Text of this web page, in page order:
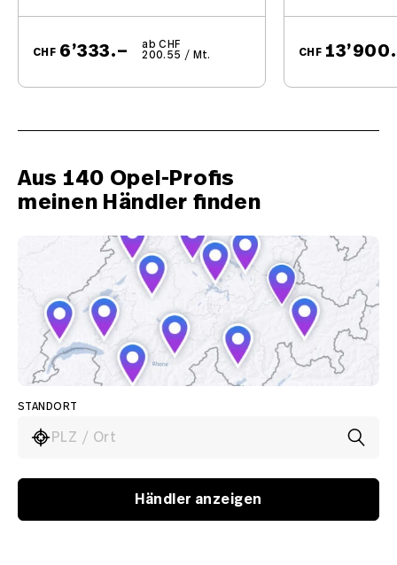
CHF 6’333.– ab CHF
200.55 / Mt. CHF
Aus 140 Opel-Profis
meinen Händler finden
STANDORT
PLZ / Ort
Händler anzeigen